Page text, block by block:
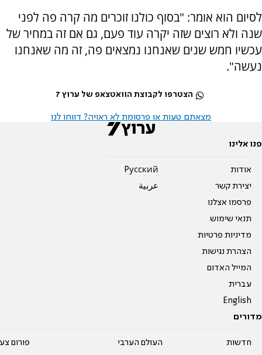
לסיום הוא אומר: "בסוף כולנו זוכרים מה קרה פה לפני
שנה ולא רוצים שזה יקרה עוד פעם, גם אם זה במחיר של
עכשיו חמש שנים שאנחנו נמצאים פה, זה מה שאנחנו
נעשה".
הצטרפו לקבוצת הוואטצאפ של ערוץ 7
מצאתם טעות או פרסומת לא ראויה? דווחו לנו
פנו אלינו
אודות
יצירת קשר
פרסמו אצלנו
תנאי שימוש
מדיניות פרטיות
הצהרת נגישות
המייל האדום
עברית
English
Pусский
عربية
מדורים
חדשות
העולם הערבי
פורום